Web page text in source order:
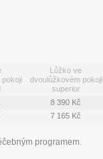
Lůžko ve
dvoulůžkovém pokoji
superior
8 390 Kč
7 165 Kč
programem.